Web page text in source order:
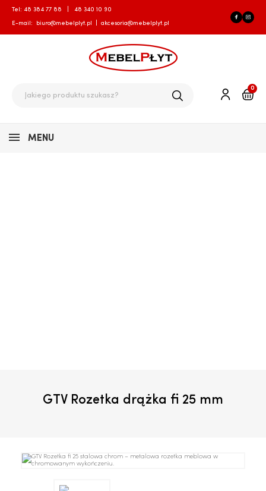
Tel: 48 384 77 88 48 340 10 90
E-mail: biuro@mebelplyt.pl akcesoria@mebelplyt.pl
0
MENU
GTV Rozetka drążka fi 25 mm